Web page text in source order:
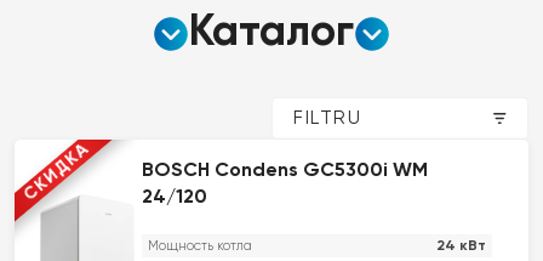
Каталог
FILTRU
BOSCH Condens GC5300i WM
24/120
Мощность котла 24 кВт
СКИДКА